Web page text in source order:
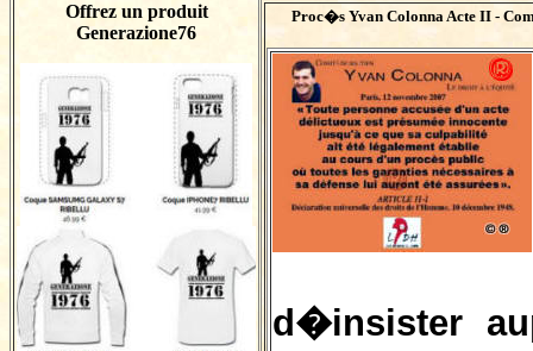
Offrez un produit
Generazione76
Proc�s Yvan Colonna Acte II -
d�insister